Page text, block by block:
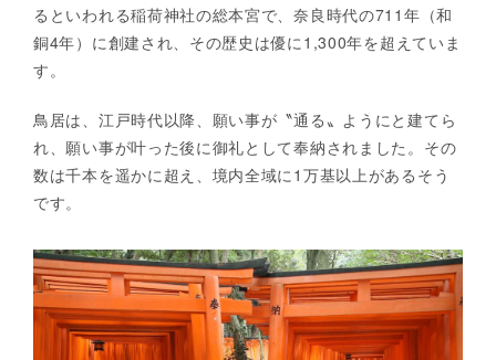
るといわれる稲荷神社の総本宮で、奈良時代の711年（和
銅4年）に創建され、その歴史は優に1,300年を超えていま
す。
鳥居は、江戸時代以降、願い事が〝通る〟ようにと建てら
れ、願い事が叶った後に御礼として奉納されました。その
数は千本を遥かに超え、境内全域に1万基以上があるそう
です。